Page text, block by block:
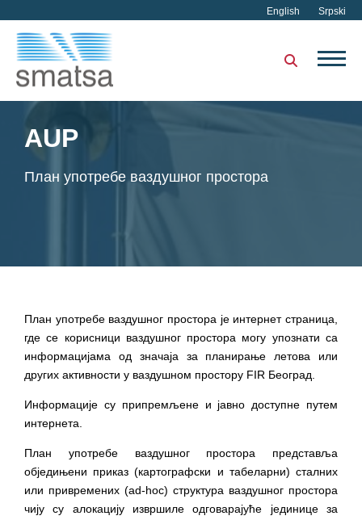
English Srpski
AUP
План употребе вазду​​шног простора
План употребе ваздушног простора је интернет страница,
где се корисници ваздушног простора могу упознати са
информацијама од значаја за планирање летова или
других активности у ваздушном простору FIR Београд.
Информације су припремљене и јавно доступне путем
интернета.
План употребе ваздушног простора представља
обједињени приказ (картографски и табеларни) сталних
или привремених (аd-hoc) структура ваздушног простора
чију су алокацију извршиле одговарајуће јединице за